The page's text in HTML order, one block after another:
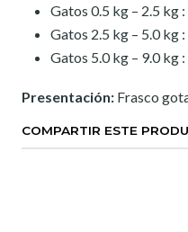
Gatos 0.5 kg – 2.5 kg
Gatos 2.5 kg – 5.0 kg
Gatos 5.0 kg – 9.0 kg
Presentación: Frasco
COMPARTIR ESTE